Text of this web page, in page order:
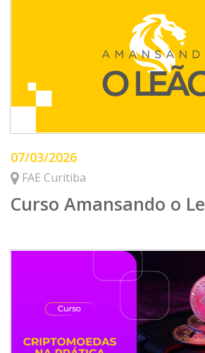
07/03/2026
FAE Curitiba
Curso Amansando o